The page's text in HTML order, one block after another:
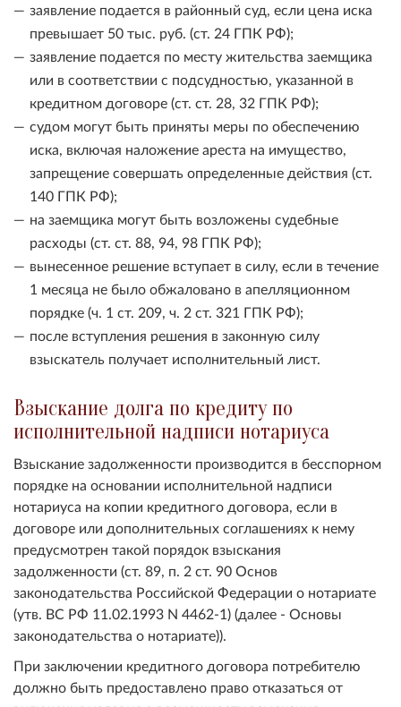
заявление подается в районный суд, если цена иска
превышает 50 тыс. руб. (ст. 24 ГПК РФ);
заявление подается по месту жительства заемщика
или в соответствии с подсудностью, указанной в
кредитном договоре (ст. ст. 28, 32 ГПК РФ);
судом могут быть приняты меры по обеспечению
иска, включая наложение ареста на имущество,
запрещение совершать определенные действия (ст.
140 ГПК РФ);
на заемщика могут быть возложены судебные
расходы (ст. ст. 88, 94, 98 ГПК РФ);
вынесенное решение вступает в силу, если в течение
1 месяца не было обжаловано в апелляционном
порядке (ч. 1 ст. 209, ч. 2 ст. 321 ГПК РФ);
после вступления решения в законную силу
взыскатель получает исполнительный лист.
Взыскание долга по кредиту по
исполнительной надписи нотариуса
Взыскание задолженности производится в бесспорном
порядке на основании исполнительной надписи
нотариуса на копии кредитного договора, если в
договоре или дополнительных соглашениях к нему
предусмотрен такой порядок взыскания
задолженности (ст. 89, п. 2 ст. 90 Основ
законодательства Российской Федерации о нотариате
(утв. ВС РФ 11.02.1993 N 4462-1) (далее - Основы
законодательства о нотариате)).
При заключении кредитного договора потребителю
должно быть предоставлено право отказаться от